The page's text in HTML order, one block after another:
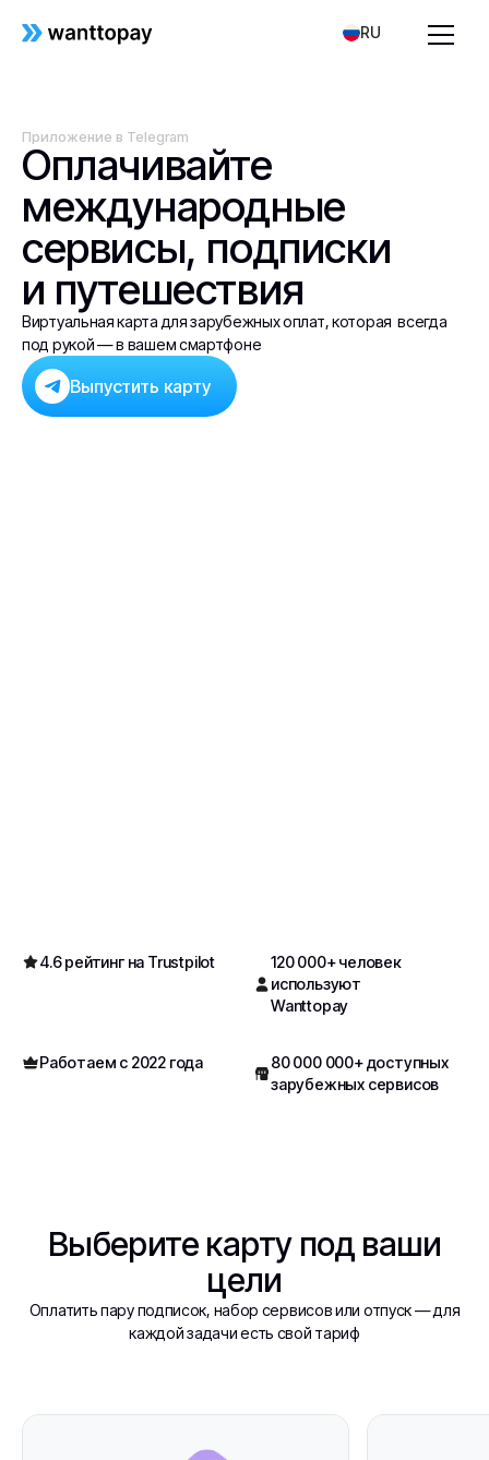
RU
Приложение в Telegram
Оплачивайте
международные
сервисы, подписки
и путешествия
Виртуальная карта для зарубежных оплат, которая всегда
под рукой — в вашем смартфоне
Выпустить карту
4.6 рейтинг на Trustpilot
120 000+ человек
используют
Wanttopay
Работаем с 2022 года
80 000 000+ доступных
зарубежных сервисов
Выберите карту под ваши
цели
Оплатить пару подписок, набор сервисов или отпуск — для
каждой задачи есть свой тариф